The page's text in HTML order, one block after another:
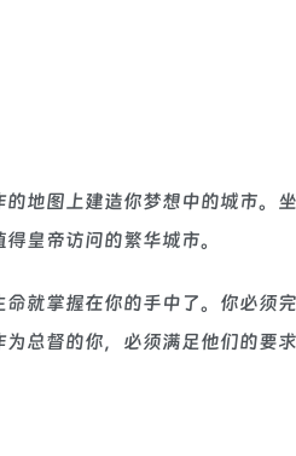
地图上建造你梦想中的城市。
皇帝访问的繁华城市。
就掌握在你的手中了。你必须
总督的你，必须满足他们的要